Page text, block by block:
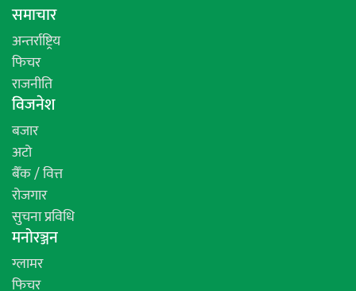
समाचार
अन्तर्राष्ट्रिय
फिचर
राजनीति
विजनेश
बजार
अटो
बैँक / वित्त
रोजगार
सुचना प्रविधि
मनोरञ्जन
ग्लामर
फिचर